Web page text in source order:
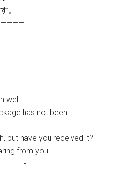
。
well.
has not been
but have you received it?
from you.